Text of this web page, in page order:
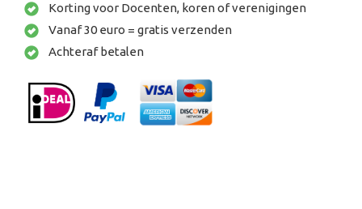
Korting voor Docenten, koren of verenigingen
Vanaf 30 euro = gratis verzenden
Achteraf betalen